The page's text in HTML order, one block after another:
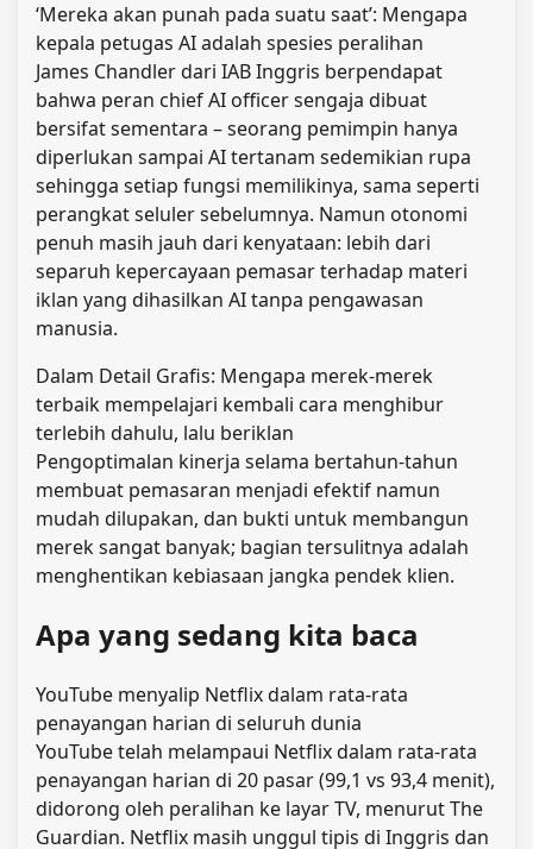
‘Mereka akan punah pada suatu saat’: Mengapa
kepala petugas AI adalah spesies peralihan
James Chandler dari IAB Inggris berpendapat
bahwa peran chief AI officer sengaja dibuat
bersifat sementara – seorang pemimpin hanya
diperlukan sampai AI tertanam sedemikian rupa
sehingga setiap fungsi memilikinya, sama seperti
perangkat seluler sebelumnya. Namun otonomi
penuh masih jauh dari kenyataan: lebih dari
separuh kepercayaan pemasar terhadap materi
iklan yang dihasilkan AI tanpa pengawasan
manusia.
Dalam Detail Grafis: Mengapa merek-merek
terbaik mempelajari kembali cara menghibur
terlebih dahulu, lalu beriklan
Pengoptimalan kinerja selama bertahun-tahun
membuat pemasaran menjadi efektif namun
mudah dilupakan, dan bukti untuk membangun
merek sangat banyak; bagian tersulitnya adalah
menghentikan kebiasaan jangka pendek klien.
Apa yang sedang kita baca
YouTube menyalip Netflix dalam rata-rata
penayangan harian di seluruh dunia
YouTube telah melampaui Netflix dalam rata-rata
penayangan harian di 20 pasar (99,1 vs 93,4 menit),
didorong oleh peralihan ke layar TV, menurut The
Guardian. Netflix masih unggul tipis di Inggris dan